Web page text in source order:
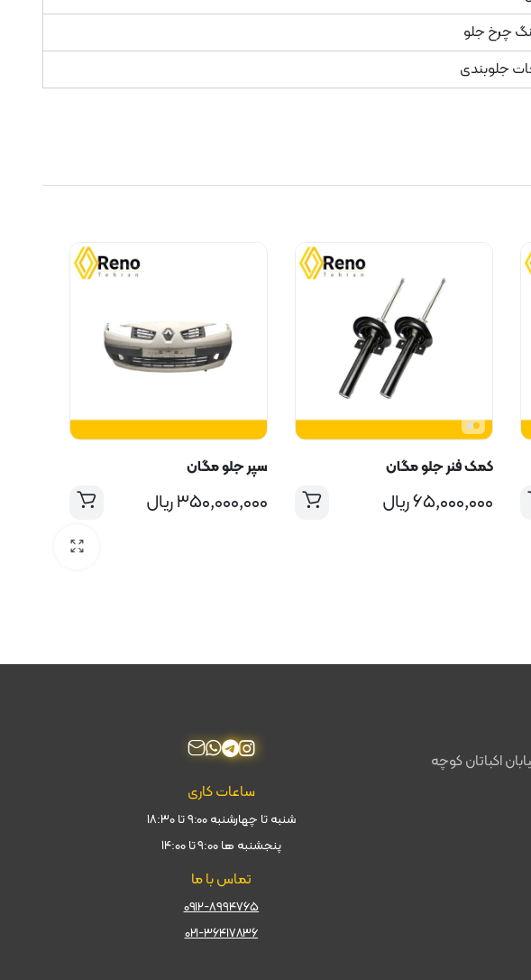
چرخ جلو
جلوبندی
کمک فنر جلو مگان
۶۵,۰۰۰,۰۰۰ریال
سپر جلو مگان
۳۵۰,۰۰۰,۰۰۰ریال
اکباتان کوچه
ساعات کاری
شنبه تا چهارشنبه ۹:۰۰ تا ۱۸:۳۰
پنجشنبه ها ۹:۰۰ تا ۱۴:۰۰
تماس با ما
۰۹۱۲-۸۹۹۴۷۶۵
۰۲۱-۳۶۴۱۷۸۳۶